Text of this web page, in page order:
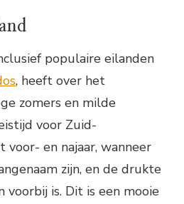
populaire eilanden
, heeft over het
zomers en milde
voor Zuid-
voor- en najaar, wanneer
zijn, en de drukte
voorbij is. Dit is een mooie